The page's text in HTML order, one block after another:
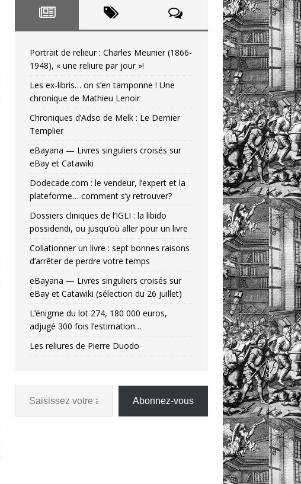
Portrait de relieur : Charles Meunier (1866-
1948), « une reliure par jour »!
Les ex-libris… on s’en tamponne ! Une
chronique de Mathieu Lenoir
Chroniques d’Adso de Melk : Le Dernier
Templier
eBayana — Livres singuliers croisés sur
eBay et Catawiki
Dodecade.com : le vendeur, l’expert et la
plateforme… comment s’y retrouver?
Dossiers cliniques de l’IGLI : la libido
possidendi, ou jusqu’où aller pour un livre
Collationner un livre : sept bonnes raisons
d’arrêter de perdre votre temps
eBayana — Livres singuliers croisés sur
eBay et Catawiki (sélection du 26 juillet)
L’énigme du lot 274, 180 000 euros,
adjugé 300 fois l’estimation…
Les reliures de Pierre Duodo
Abonnez-vous